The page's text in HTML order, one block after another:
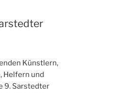
Künstlern,
Helfern und
9. Sarstedter